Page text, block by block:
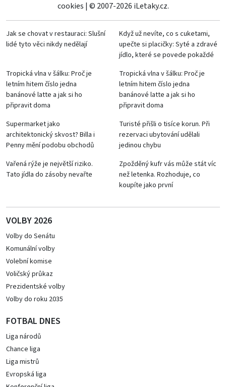
cookies | © 2007-2026 iLetaky.cz.
Jak se chovat v restauraci: Slušní
lidé tyto věci nikdy nedělají
Když už nevíte, co s cuketami,
upečte si placičky: Syté a zdravé
jídlo, které se povede pokaždé
Tropická vlna v šálku: Proč je
letním hitem číslo jedna
banánové latte a jak si ho
připravit doma
Tropická vlna v šálku: Proč je
letním hitem číslo jedna
banánové latte a jak si ho
připravit doma
Supermarket jako
architektonický skvost? Billa i
Penny mění podobu obchodů
Turisté přišli o tisíce korun. Při
rezervaci ubytování udělali
jedinou chybu
Vařená rýže je největší riziko.
Tato jídla do zásoby nevařte
Zpožděný kufr vás může stát víc
než letenka. Rozhoduje, co
koupíte jako první
VOLBY 2026
Volby do Senátu
Komunální volby
Volební komise
Voličský průkaz
Prezidentské volby
Volby do roku 2035
FOTBAL DNES
Liga národů
Chance liga
Liga mistrů
Evropská liga